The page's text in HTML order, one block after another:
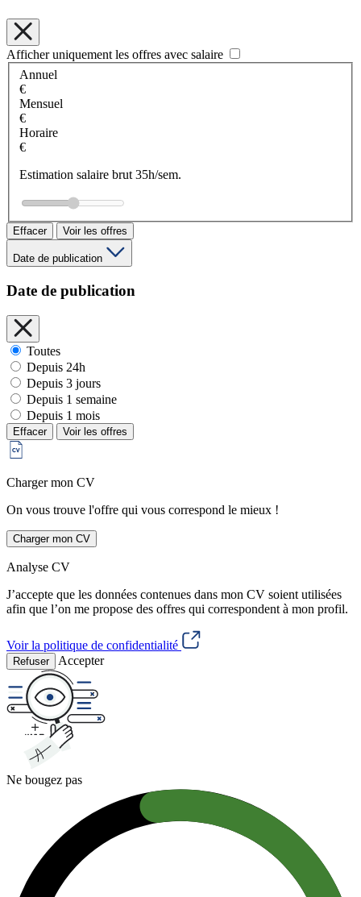
Afficher uniquement les offres avec salaire
Annuel
€
Mensuel
€
Horaire
€
Estimation salaire brut 35h/sem.
Effacer Voir les offres
Date de publication
Date de publication
Toutes
Depuis 24h
Depuis 3 jours
Depuis 1 semaine
Depuis 1 mois
Effacer Voir les offres
Charger mon CV
On vous trouve l'offre qui vous correspond le mieux !
Charger mon CV
Analyse CV
J’accepte que les données contenues dans mon CV soient utilisées
afin que l’on me propose des offres qui correspondent à mon profil.
Voir la politique de confidentialité
Refuser Accepter
Ne bougez pas